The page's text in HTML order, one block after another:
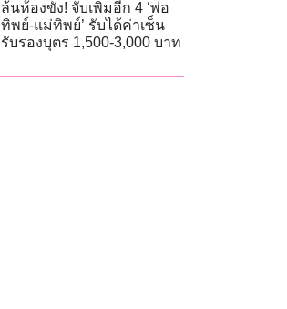
ล้นห้องขัง! จับเพิ่มอีก 4 ‘พ่อ
ทิพย์-แม่ทิพย์’ รับได้ค่าเซ็น
รับรองบุตร 1,500-3,000 บาท